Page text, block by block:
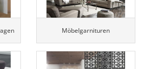
Möbelgarnituren